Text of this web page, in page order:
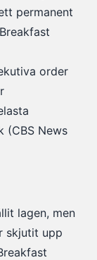
permanent
order
(CBS News
lagen, men
skjutit upp